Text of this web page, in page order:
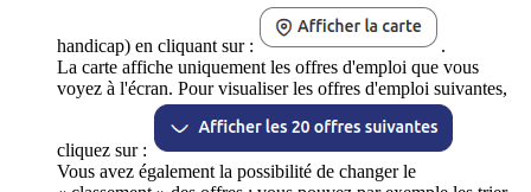
handicap) en cliquant sur :
.
La carte affiche uniquement les offres d'emploi que vous
voyez à l'écran. Pour visualiser les offres d'emploi suivantes,
cliquez sur :
Vous avez également la possibilité de changer le